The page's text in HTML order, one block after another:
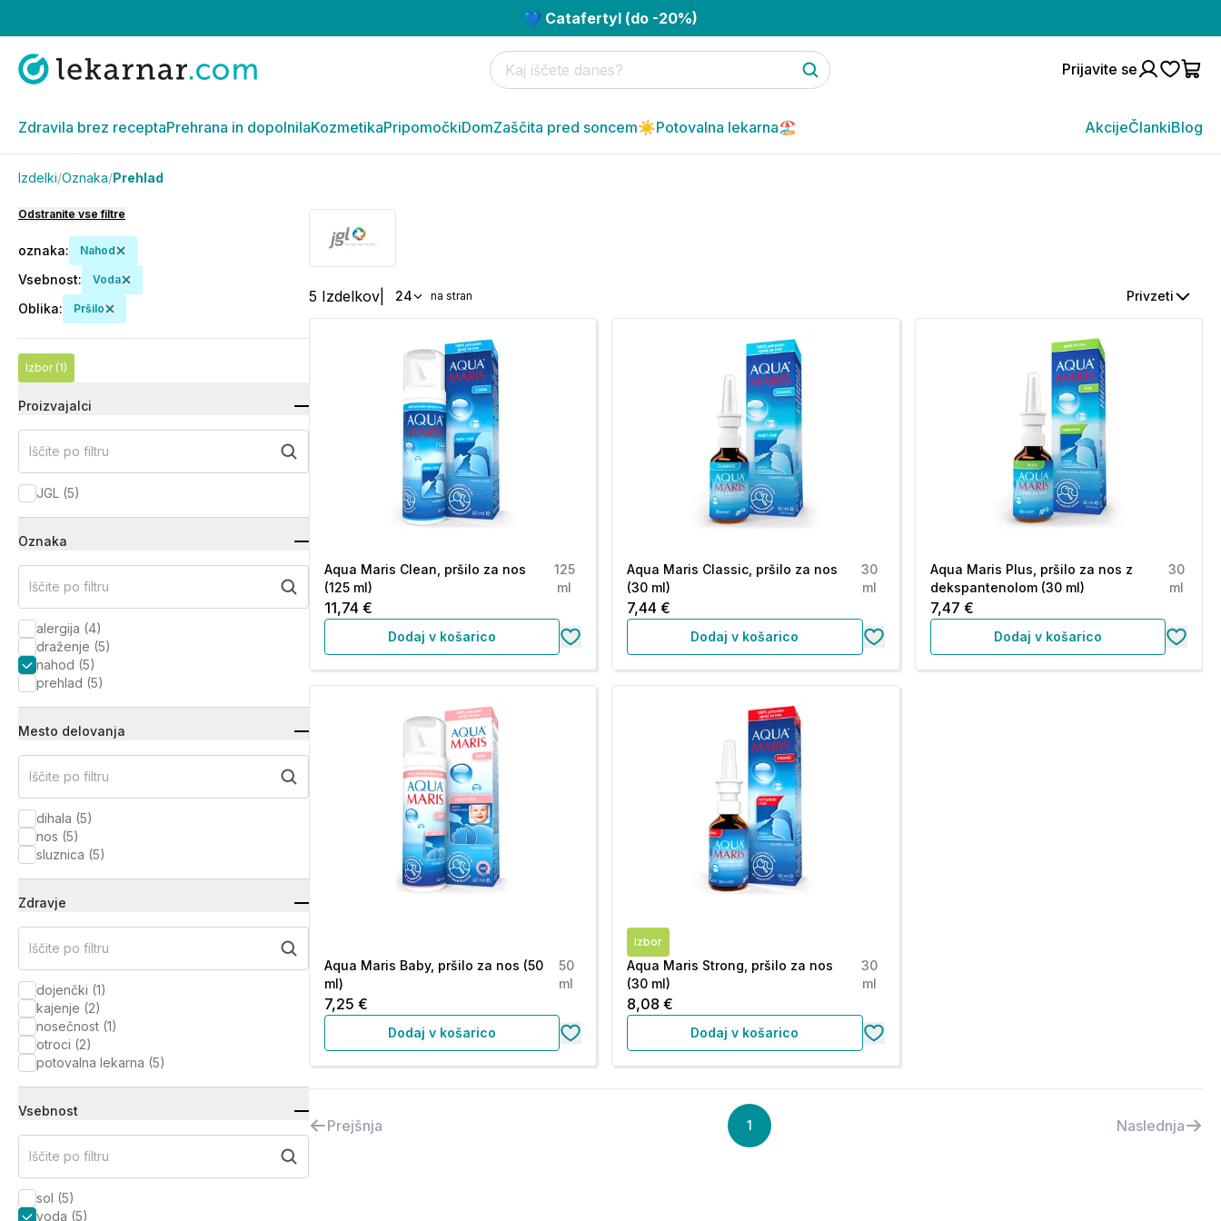
💙 Catafertyl (do -20%)
Prijavite se
Zdravila brez receptaPrehrana in dopolnilaKozmetikaPripomočkiDomZaščita pred soncem☀️Potovalna lekarna🏖️ AkcijeČlankiBlog
Izdelki/Oznaka/Prehlad
Odstranite vse filtre
oznaka: Nahod
Vsebnost: Voda
Oblika: Pršilo
Izbor (1)
Proizvajalci
Iščite po filtru
JGL (5)
Oznaka
Iščite po filtru
alergija (4)
draženje (5)
nahod (5)
prehlad (5)
Mesto delovanja
Iščite po filtru
dihala (5)
nos (5)
sluznica (5)
Zdravje
Iščite po filtru
dojenčki (1)
kajenje (2)
nosečnost (1)
otroci (2)
potovalna lekarna (5)
Vsebnost
Iščite po filtru
sol (5)
voda (5)
5 Izdelkov 24 na stran Privzeti
Aqua Maris Clean, pršilo za nos
(125 ml)
125
ml
11,74 €
Dodaj v košarico
Aqua Maris Classic, pršilo za nos
(30 ml)
30
ml
7,44 €
Dodaj v košarico
Aqua Maris Plus, pršilo za nos z
dekspantenolom (30 ml)
30
ml
7,47 €
Dodaj v košarico
Aqua Maris Baby, pršilo za nos (50
ml)
50
ml
7,25 €
Dodaj v košarico
Izbor
Aqua Maris Strong, pršilo za nos
(30 ml)
30
ml
8,08 €
Dodaj v košarico
Prejšnja 1 Naslednja